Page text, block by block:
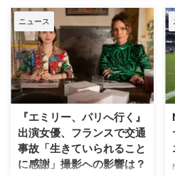
ド・ライバルリー』。そのシーズ
ン2の新カップル役が分かった。
米Deadlineが報じている。 シー
ズン1の主要カップルも引き続き
出演 『ヒーテッド・ライバルリ
ー』はカナダの作家レイチェル・
リードによるベストセラー小説
「Game Changers」シリーズを
原作とする。シーズン1は小説シ
リーズ第2作「Heated Rivalry」
をもとに、氷上で最大のライバル
として火花を散らす二人のスター
ニュース
『エミリー、パリへ行く』
出演女優、フランスで交通
事故「生きていられること
に感謝」撮影への影響は？